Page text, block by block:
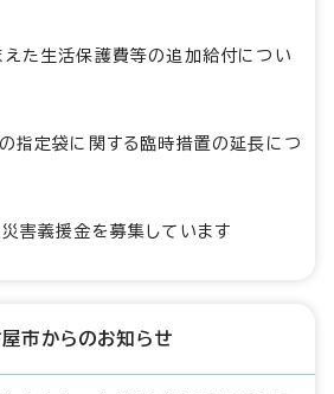
た生活保護費等の追加給付につい
指定袋に関する臨時措置の延長につ
害義援金を募集しています
市からのお知らせ